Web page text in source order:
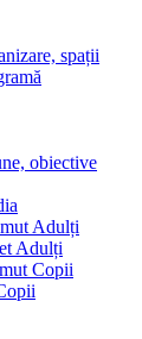
spații
obiective
Adulți
Adulți
Copii